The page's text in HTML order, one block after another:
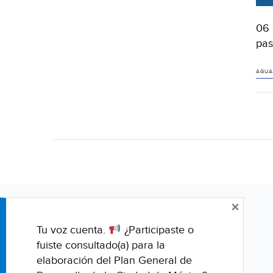
06
AGUA
Tu voz cuenta.
¿Participaste o
fuiste consultado(a) para la
elaboración del Plan General de
×